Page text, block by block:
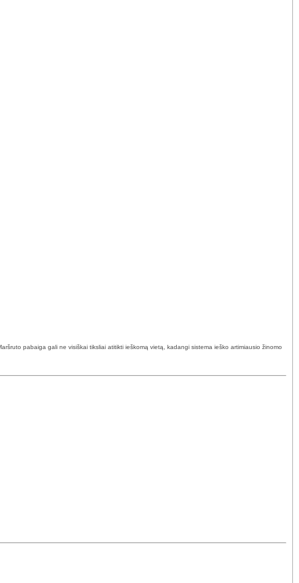
pabaiga gali ne visiškai tiksliai atitikti ieškomą vietą, kadangi sistema ieško artimiausio žinomo